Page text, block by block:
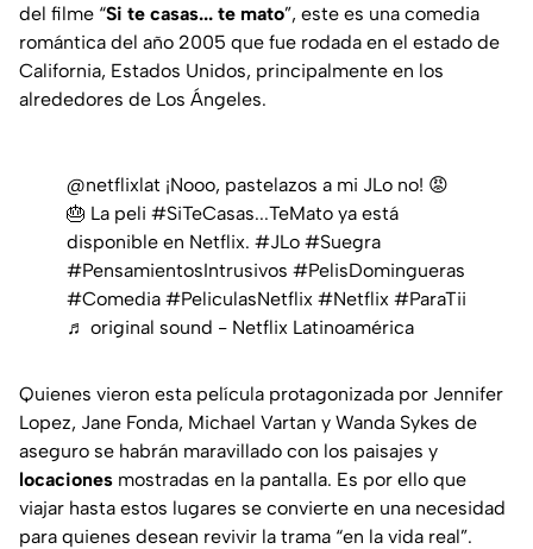
del filme “Si te casas... te mato”, este es una comedia
romántica del año 2005 que fue rodada en el estado de
California, Estados Unidos, principalmente en los
alrededores de Los Ángeles.
@netflixlat ¡Nooo, pastelazos a mi JLo no! 😡
🎂 La peli #SiTeCasas...TeMato ya está
disponible en Netflix. #JLo #Suegra
#PensamientosIntrusivos #PelisDomingueras
#Comedia #PeliculasNetflix #Netflix #ParaTii
♬ original sound - Netflix Latinoamérica
Quienes vieron esta película protagonizada por Jennifer
Lopez, Jane Fonda, Michael Vartan y Wanda Sykes de
aseguro se habrán maravillado con los paisajes y
locaciones mostradas en la pantalla. Es por ello que
viajar hasta estos lugares se convierte en una necesidad
para quienes desean revivir la trama “en la vida real”.